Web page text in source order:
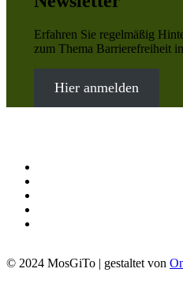
Erfahren Sie regelmäßig
zum Thema Barrierefreiheit
Hier anmelden
© 2024 MosGiTo | gestaltet von